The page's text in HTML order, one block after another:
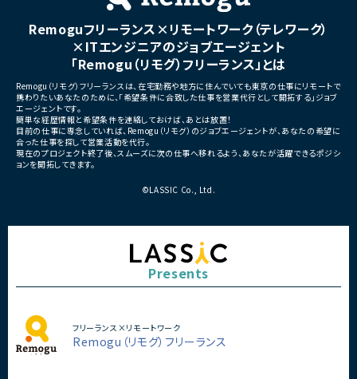
・既に活動実績を持つキャラクターIPの世界
観拡張やファン体験創出に携われる環境
・キャラクターを「好きになる体験」やユーザ
ーとの関係性構築をサービスとして設計で
きる希少なポジション
・音楽、SNS、イベントなど複数のコンテンツ
展開と連動したサービス開発に挑戦可能
・少人数組織のため企画から実装、運営改善
まで大きな裁量を持って推進可能
・AI活用を前提とした次世代の開発スタイル
を実践可能
・AIだからこそ実現できる新しいエンターテ
インメント体験の創出に携われます
Remoguフリーランス×リモートワーク（テレワーク）
×ITエンジニアのジョブエージェント
「Remogu（リモグ）フリーランス」とは
Remogu（リモグ）フリーランスは、在宅勤務や地方に住んでいても東京の仕事にリモートで
携わりたいあなたのために、「希望条件に合致した仕事を営業代行として開拓する」ジョブ
エージェントです。
簡単な経歴情報と希望条件を連絡しておけば、あとは放置！
目前の仕事に専念していれば、Remogu（リモグ）のジョブエージェントが、あなたの希望に
合った仕事を探して営業活動を代行。
現在のプロジェクト終了後、スムーズに次の仕事へ移れるよう、あなたが活躍できるポジシ
ョンを開拓してきます。
©LASSIC Co., Ltd.
Presents
フリーランス×リモートワーク
Remogu（リモグ）フリーランス